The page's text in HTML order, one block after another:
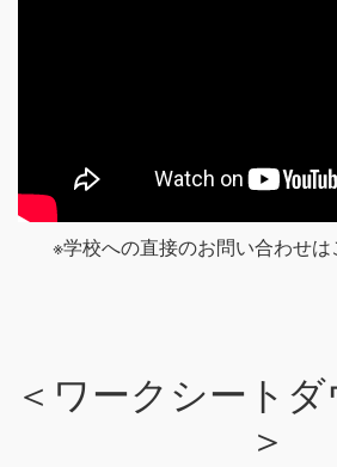
※学校への直接のお問い合わせは
＜ワークシート
＞